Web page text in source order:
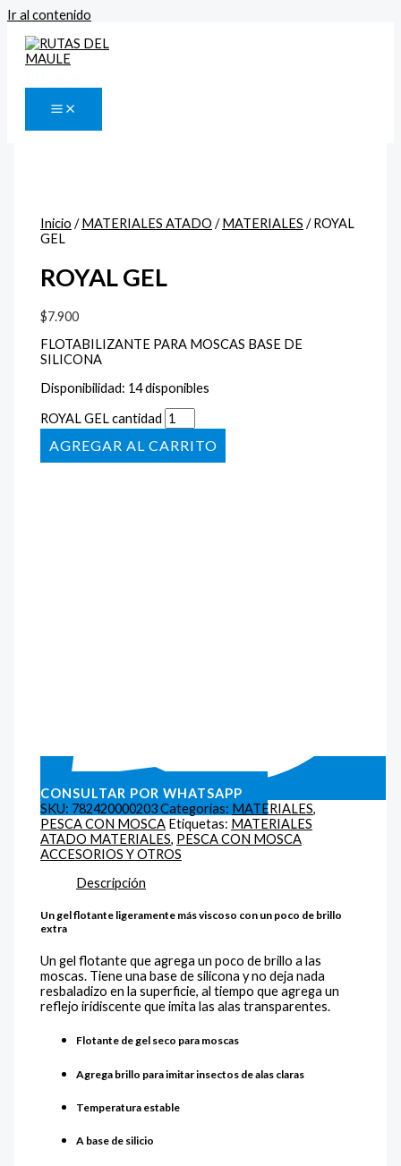
Ir al contenido
Inicio /MATERIALES ATADO /MATERIALES / ROYAL
GEL
ROYAL GEL
$7.900
FLOTABILIZANTE PARA MOSCAS BASE DE
SILICONA
Disponibilidad: 14 disponibles
ROYAL GEL cantidad
AÑADIR AL CARRITO
CONSULTAR POR WHATSAPP
SKU: 782420000203Categorías: MATERIALES,
PESCA CON MOSCA Etiquetas: MATERIALES
ATADO MATERIALES, PESCA CON MOSCA
ACCESORIOS Y OTROS
Descripción
Un gel flotante ligeramente más viscoso con un poco de brillo
extra
Un gel flotante que agrega un poco de brillo a las
moscas. Tiene una base de silicona y no deja nada
resbaladizo en la superficie, al tiempo que agrega un
reflejo iridiscente que imita las alas transparentes.
Flotante de gel seco para moscas
Agrega brillo para imitar insectos de alas claras
Temperatura estable
A base de silicio